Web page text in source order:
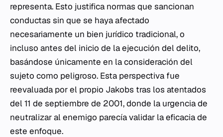
representa. Esto justifica normas que sancionan
conductas sin que se haya afectado
necesariamente un bien jurídico tradicional, o
incluso antes del inicio de la ejecución del delito,
basándose únicamente en la consideración del
sujeto como peligroso. Esta perspectiva fue
reevaluada por el propio Jakobs tras los atentados
del 11 de septiembre de 2001, donde la urgencia de
neutralizar al enemigo parecía validar la eficacia de
este enfoque.